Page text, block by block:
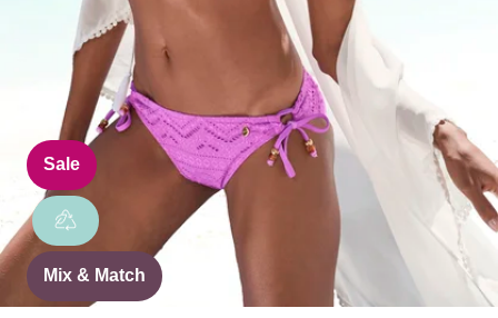
Sale
Mix & Match